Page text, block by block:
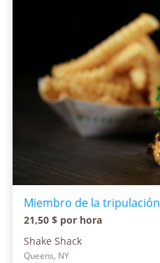
Miembro de la tripulación
21,50 $ por hora
Shake Shack
Queens, NY